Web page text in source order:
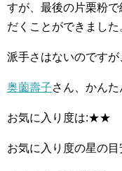
すが、最後の片栗粉
だくことができました
派手さはないのですが
奥薗壽子さん、かんた
お気に入り度は:★★
お気に入り度の星の目